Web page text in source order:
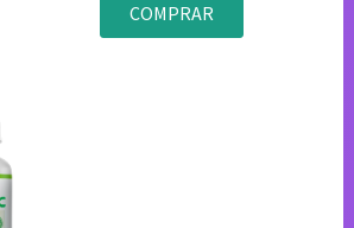
4.75
de 5
COMPRAR